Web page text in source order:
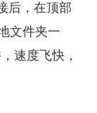
后，在顶部
文件夹一
速度飞快，